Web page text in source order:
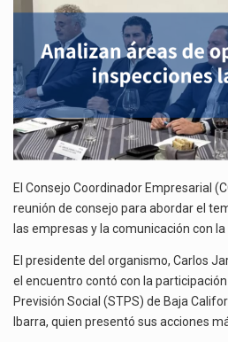
El Consejo Coordinador Empresarial
reunión de consejo para abordar el
las empresas y la comunicación con
El presidente del organismo, Carlos
el encuentro contó con la
Previsión Social (STPS) de Baja
Ibarra, quien presentó sus acciones